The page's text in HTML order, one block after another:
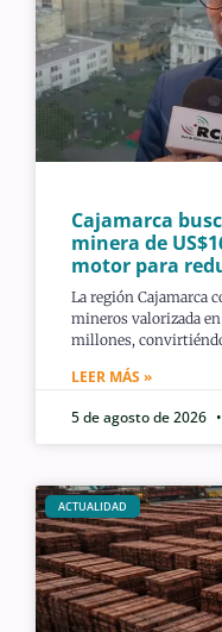
Cajamarca
minera de
motor para
La región Cajamarca
mineros valorizada
millones,
LEER MÁS »
5 de agosto de 2026
ACTUALIDAD